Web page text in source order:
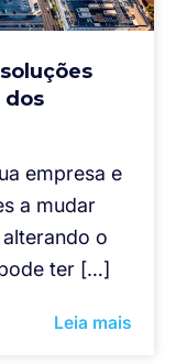
dos
empresa e
a mudar
alterando o
ter […]
Leia mais